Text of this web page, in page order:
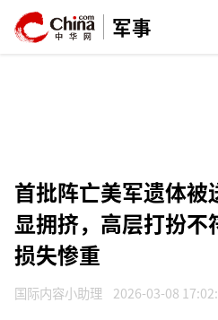
军事
首批阵亡美军遗体
显拥挤，高层打扮不
损失惨重
国际内容小助理 2026-03-08